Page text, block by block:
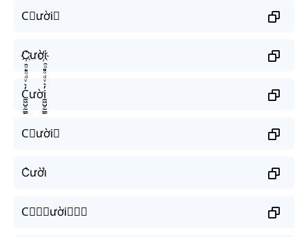
C⃟ười⃟
C҉ười҉
C̼͖̺̠̰͇̙̓͛ͮͩͦ̎ͦ̑ͅười̼͖̺̠̰͇̙̓͛ͮͩͦ̎ͦ̑ͅ
C⃗ười⃗
C͛ười͛
C⃒⃒⃒ười⃒⃒⃒